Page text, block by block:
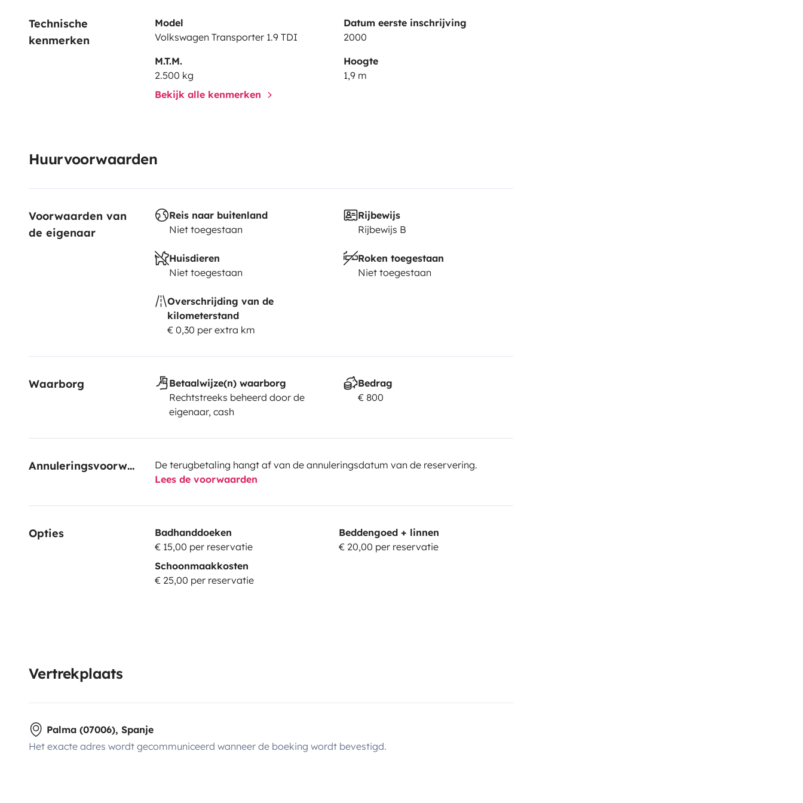
pressure shower, a set of dishes, pans, and all the necessary bedding. It is also very
well insulated for both cold and heat. Extras such as hammocks, paddle surfing, yoga
€25 will be retained for cleaning & bedding.
Technische
kenmerken
Model
Volkswagen Transporter 1.9 TDI
Datum eerste inschrijving
2000
M.T.M.
2.500 kg
Hoogte
1,9 m
Bekijk alle kenmerken
Huurvoorwaarden
Voorwaarden van
de eigenaar
Reis naar buitenland
Niet toegestaan
Rijbewijs
Rijbewijs B
Huisdieren
Niet toegestaan
Roken toegestaan
Niet toegestaan
Overschrijding van de
kilometerstand
€ 0,30 per extra km
Waarborg
Betaalwijze(n) waarborg
Rechtstreeks beheerd door de
eigenaar, cash
Bedrag
€ 800
Annuleringsvoorwaarden
De terugbetaling hangt af van de annuleringsdatum van de reservering.
Lees de voorwaarden
Opties
Badhanddoeken
€ 15,00 per reservatie
Beddengoed + linnen
€ 20,00 per reservatie
Schoonmaakkosten
€ 25,00 per reservatie
Vertrekplaats
Palma (07006), Spanje
Het exacte adres wordt gecommuniceerd wanneer de boeking wordt bevestigd.